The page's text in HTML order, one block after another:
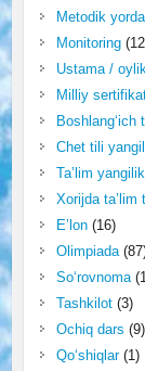
Metodik
Monitoring
Ustama /
Milliy
Boshlang‘ich
Chet tili
Ta’lim
Xorijda ta’lim
E’lon(16)
Olimpiada
So‘rovnoma
Tashkilot(3)
Ochiq dars (9)
Qo‘shiqlar(1)